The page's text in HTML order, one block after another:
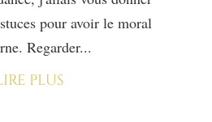
pour avoir le moral
Regarder...
plus